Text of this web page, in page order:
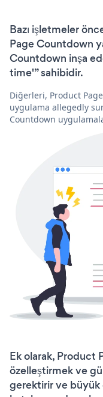
Bazı işletmeler
Page Countdown
Countdown inşa
time'” sahibidir.
Diğerleri, Product
uygulama allegedly
Countdown
Ek olarak, Product
özelleştirmek ve
gerektirir ve büyük